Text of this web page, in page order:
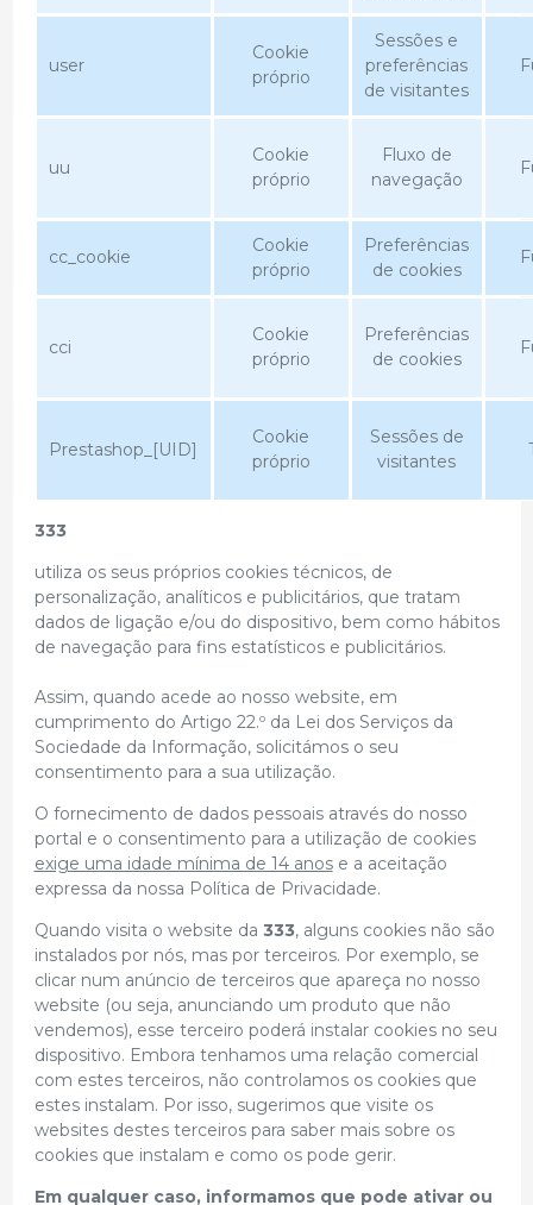
user
Cookie
próprio
Sessões e
preferências
de visitantes
uu
Cookie
próprio
Fluxo de
navegação
cc_cookie
Cookie
próprio
Preferências
de cookies
cci
Cookie
próprio
Preferências
de cookies
Prestashop_[UID]
Cookie
próprio
Sessões de
visitantes
333
utiliza os seus próprios cookies técnicos, de
personalização, analíticos e publicitários, que tratam
dados de ligação e/ou do dispositivo, bem como hábitos
de navegação para fins estatísticos e publicitários.
Assim, quando acede ao nosso website, em
cumprimento do Artigo 22.º da Lei dos Serviços da
Sociedade da Informação, solicitámos o seu
consentimento para a sua utilização.
O fornecimento de dados pessoais através do nosso
portal e o consentimento para a utilização de cookies
exige uma idade mínima de 14 anose a aceitação
expressa da nossa Política de Privacidade.
Quando visita o website da 333, alguns cookies não são
instalados por nós, mas por terceiros. Por exemplo, se
clicar num anúncio de terceiros que apareça no nosso
website (ou seja, anunciando um produto que não
vendemos), esse terceiro poderá instalar cookies no seu
dispositivo. Embora tenhamos uma relação comercial
com estes terceiros, não controlamos os cookies que
estes instalam. Por isso, sugerimos que visite os
websites destes terceiros para saber mais sobre os
cookies que instalam e como os pode gerir.
Em qualquer caso, informamos que pode ativar ou